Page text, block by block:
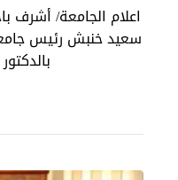
اعلام الجامعة/ أشرف
سعيد خنبش رئيس